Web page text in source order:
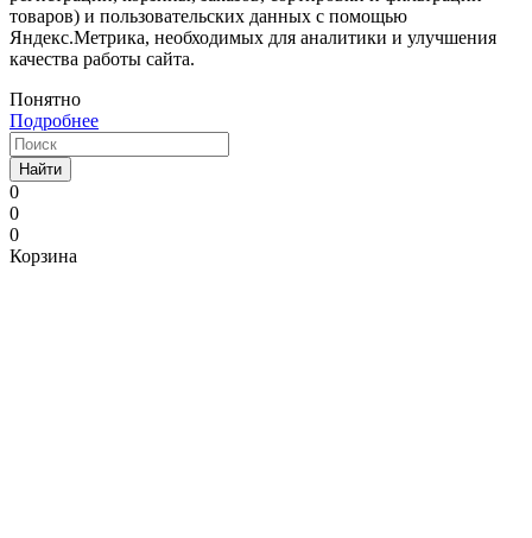
товаров) и пользовательских данных с помощью
Яндекс.Метрика, необходимых для аналитики и улучшения
качества работы сайта.
Понятно
Подробнее
Найти
0
0
0
Корзина